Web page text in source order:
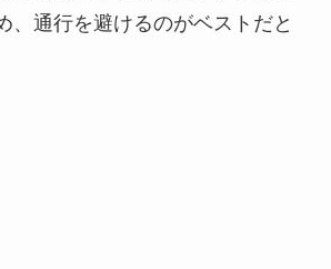
、通行を避けるのがベストだと